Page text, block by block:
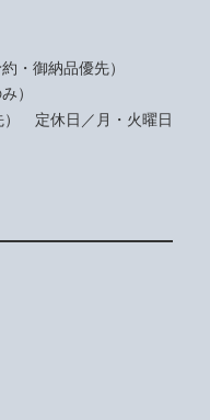
・御納品優先）
）
） 定休日／月・火曜日